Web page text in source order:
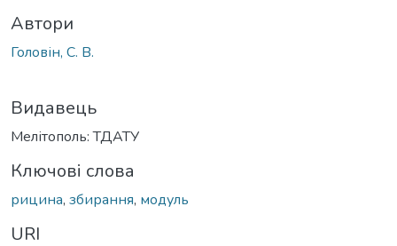
Автори
Головін, С. В.
Видавець
Мелітополь: ТДАТУ
Ключові слова
рицина, збирання, модуль
URI